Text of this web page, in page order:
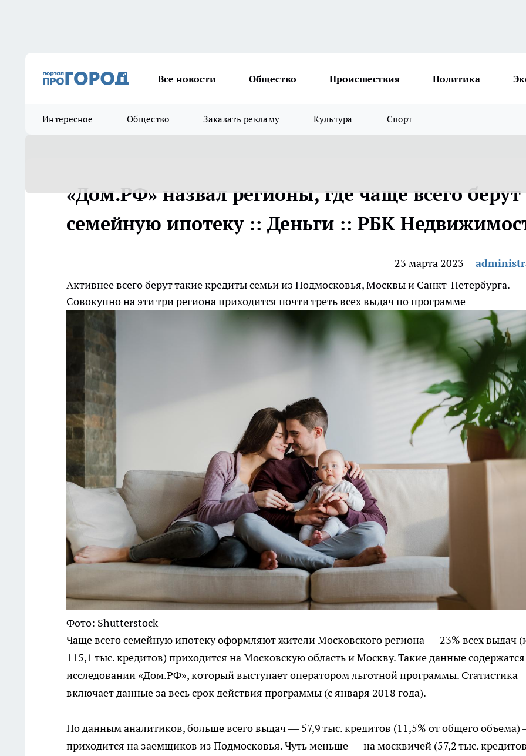
Все новости Общество Происшествия Политика
Интересное Общество Заказать рекламу Культура Спорт
«Дом.РФ» назвал регионы, где чаще всего берут
семейную ипотеку :: Деньги :: РБК
23 марта 2023
Активнее всего берут такие кредиты семьи из Подмосковья, Москвы и Санкт-Петербурга.
Совокупно на эти три региона приходится почти треть всех выдач по программе
Фото: Shutterstock
Чаще всего семейную ипотеку оформляют жители Московского региона — 23% всех выдач
115,1 тыс. кредитов) приходится на Московскую область и Москву. Такие данные
исследовании «Дом.РФ», который выступает оператором льготной программы. Статистика
включает данные за весь срок действия программы (с января 2018 года).
По данным аналитиков, больше всего выдач — 57,9 тыс. кредитов (11,5% от общего
приходится на заемщиков из Подмосковья. Чуть меньше — на москвичей (57,2 тыс.